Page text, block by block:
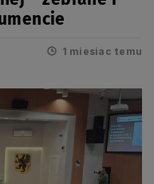
1 miesiac temu